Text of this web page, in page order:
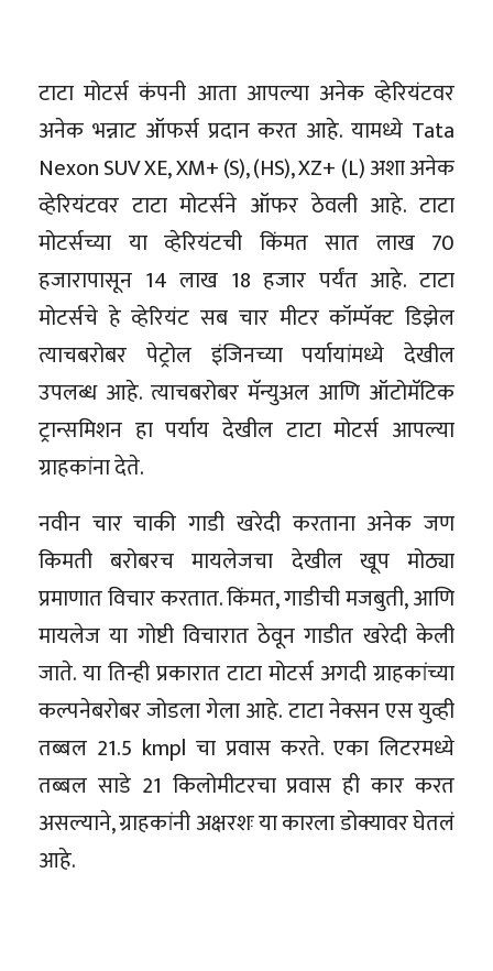
टाटा मोटर्स कंपनी आता आपल्या अनेक व्हेरियंटवर
अनेक भन्नाट ऑफर्स प्रदान करत आहे. यामध्ये Tata
Nexon SUV XE, XM+ (S), (HS), XZ+ (L) अशा अनेक
व्हेरियंटवर टाटा मोटर्सने ऑफर ठेवली आहे. टाटा
मोटर्सच्या या व्हेरियंटची किंमत सात लाख 70
हजारापासून 14 लाख 18 हजार पर्यंत आहे. टाटा
मोटर्सचे हे व्हेरियंट सब चार मीटर कॉम्पॅक्ट डिझेल
त्याचबरोबर पेट्रोल इंजिनच्या पर्यायांमध्ये देखील
उपलब्ध आहे. त्याचबरोबर मॅन्युअल आणि ऑटोमॅटिक
ट्रान्समिशन हा पर्याय देखील टाटा मोटर्स आपल्या
ग्राहकांना देते.
नवीन चार चाकी गाडी खरेदी करताना अनेक जण
किमती बरोबरच मायलेजचा देखील खूप मोठ्या
प्रमाणात विचार करतात. किंमत, गाडीची मजबुती, आणि
मायलेज या गोष्टी विचारात ठेवून गाडीत खरेदी केली
जाते. या तिन्ही प्रकारात टाटा मोटर्स अगदी ग्राहकांच्या
कल्पनेबरोबर जोडला गेला आहे. टाटा नेक्सन एस युव्ही
तब्बल 21.5 kmpl चा प्रवास करते. एका लिटरमध्ये
तब्बल साडे 21 किलोमीटरचा प्रवास ही कार करत
असल्याने, ग्राहकांनी अक्षरशः या कारला डोक्यावर घेतलं
आहे.